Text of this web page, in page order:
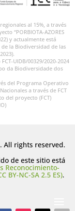
al 15%, a través
“PORBIOTA-AZORES
y actualmente está
la Biodiversidad de las
UIDB/00329/2020-2024
da Biodiversidade dos
del Programa Operativo
a través de FCT
del proyecto (FCT)
All rights reserved.
de este sitio está
Reconocimiento-
BY-NC-SA 2.5 ES).